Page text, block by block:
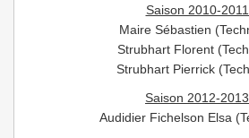
Saison 2010-
Maire Sébastien
Strubhart Florent
Strubhart Pierrick
Saison 2012-
Audidier Fichelson Elsa